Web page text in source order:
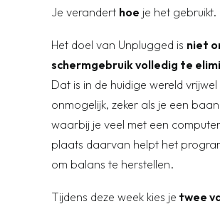
Je verandert hoe je het gebruikt.
Het doel van Unplugged is niet
schermgebruik volledig te
Dat is in de huidige wereld vrijwel
onmogelijk, zeker als je een
waarbij je veel met een
plaats daarvan helpt het
om balans te herstellen.
Tijdens deze week kies je twee